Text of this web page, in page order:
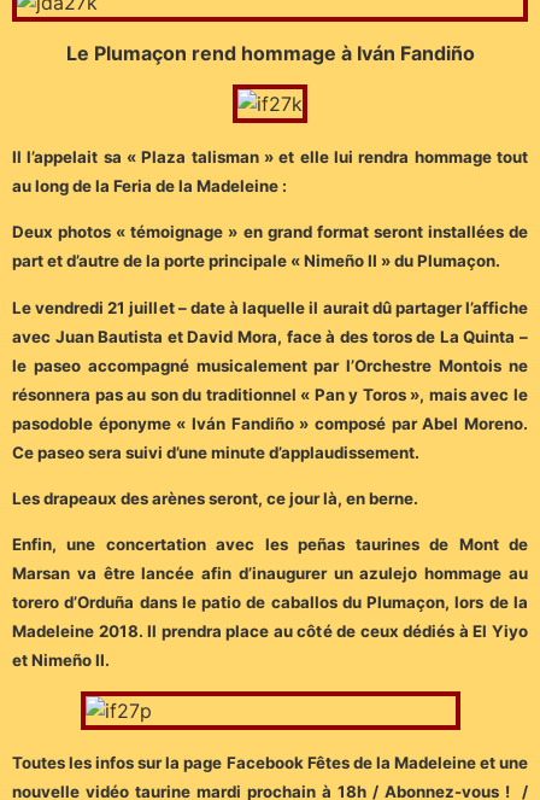
Le Plumaçon rend hommage à Iván Fandiño
Il l’appelait sa « Plaza talisman » et elle lui rendra hommage tout
au long de la Feria de la Madeleine :
Deux photos « témoignage » en grand format seront installées de
part et d’autre de la porte principale « Nimeño II » du Plumaçon.
Le vendredi 21 juillet – date à laquelle il aurait dû partager l’affiche
avec Juan Bautista et David Mora, face à des toros de La Quinta –
le paseo accompagné musicalement par l’Orchestre Montois ne
résonnera pas au son du traditionnel « Pan y Toros », mais avec le
pasodoble éponyme « Iván Fandiño » composé par Abel Moreno.
Ce paseo sera suivi d’une minute d’applaudissement.
Les drapeaux des arènes seront, ce jour là, en berne.
Enfin, une concertation avec les peñas taurines de Mont de
Marsan va être lancée afin d’inaugurer un azulejo hommage au
torero d’Orduña dans le patio de caballos du Plumaçon, lors de la
Madeleine 2018. Il prendra place au côté de ceux dédiés à El Yiyo
et Nimeño II.
Toutes les infos sur la page Facebook Fêtes de la Madeleine et une
nouvelle vidéo taurine mardi prochain à 18h / Abonnez-vous ! /